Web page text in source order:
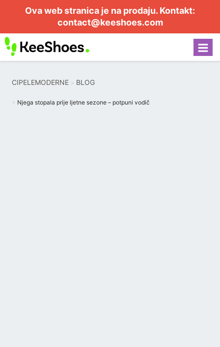
Ova web stranica je na prodaju. Kontakt:
contact@keeshoes.com
CIPELEMODERNE BLOG
Njega stopala prije ljetne sezone – potpuni vodič